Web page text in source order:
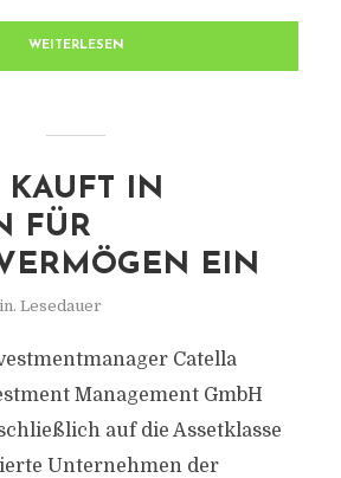
WEITERLESEN
KAUFT IN
FÜR
EIN
Lesedauer
Catella
Management GmbH
auf die Assetklasse
Unternehmen der